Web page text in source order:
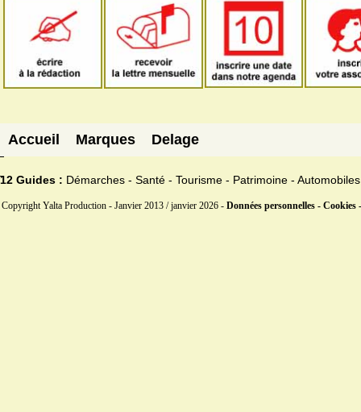
Accueil Marques Delage
12 Guides : Démarches - Santé - Tourisme - Patrimoine - Automobiles
Copyright Yalta Production - Janvier 2013 / janvier 2026 - Données personnelles - Cookies